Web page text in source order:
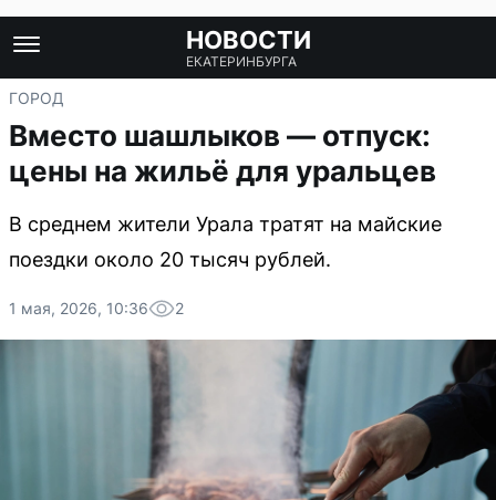
НОВОСТИ
ЕКАТЕРИНБУРГА
ГОРОД
Вместо шашлыков — отпуск:
цены на жильё для уральцев
В среднем жители Урала тратят на майские
поездки около 20 тысяч рублей.
1 мая, 2026, 10:36 2